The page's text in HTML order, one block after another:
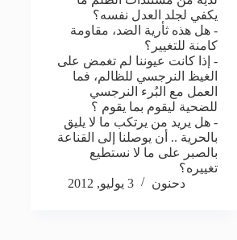
يكفي لجلد العدل نفسه؟
- هل هذه ثأرية الضد، مقاومة
كامنة للتغيير؟
- إذا كانت عيوننا لم تغمض على
الغيظ النرجسي للظالم، فما
العمل مع البُرء النرجسي
للضحية ليقوم بما يقوم ؟
- هل يريد من يرتكب ما لا يليق
بالحرية .. أن يوصلنا إلى القناعة
بالصبر على ما لا نستطيع
تغييره؟
دحنون
3 يوليو, 2012